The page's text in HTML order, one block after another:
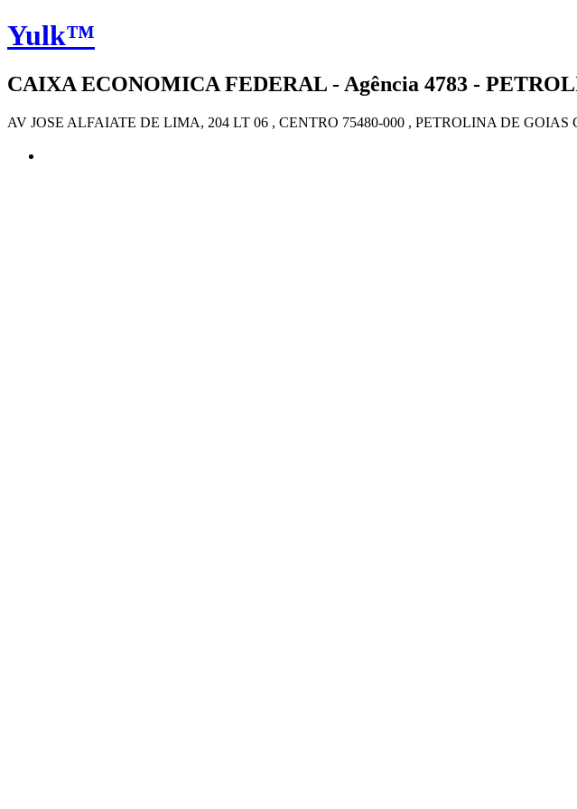
Yulk™
CAIXA ECONOMICA FEDERAL - Agência 4783 -
AV JOSE ALFAIATE DE LIMA, 204 LT 06 , CENTRO 75480-000 , PETROLINA DE GOIAS